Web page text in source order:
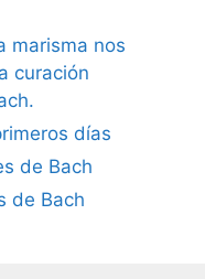
marisma nos
curación
días
de Bach
de Bach